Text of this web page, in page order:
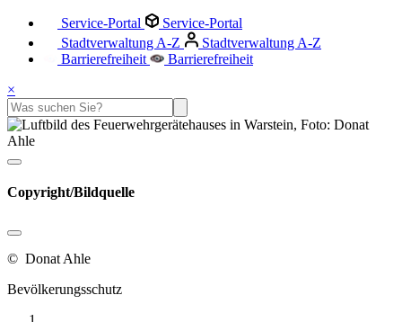
Service-Portal
Service-Portal
Stadtverwaltung A-Z
Stadtverwaltung A-Z
Barrierefreiheit
Barrierefreiheit
×
Copyright/Bildquelle
© Donat Ahle
Bevölkerungsschutz